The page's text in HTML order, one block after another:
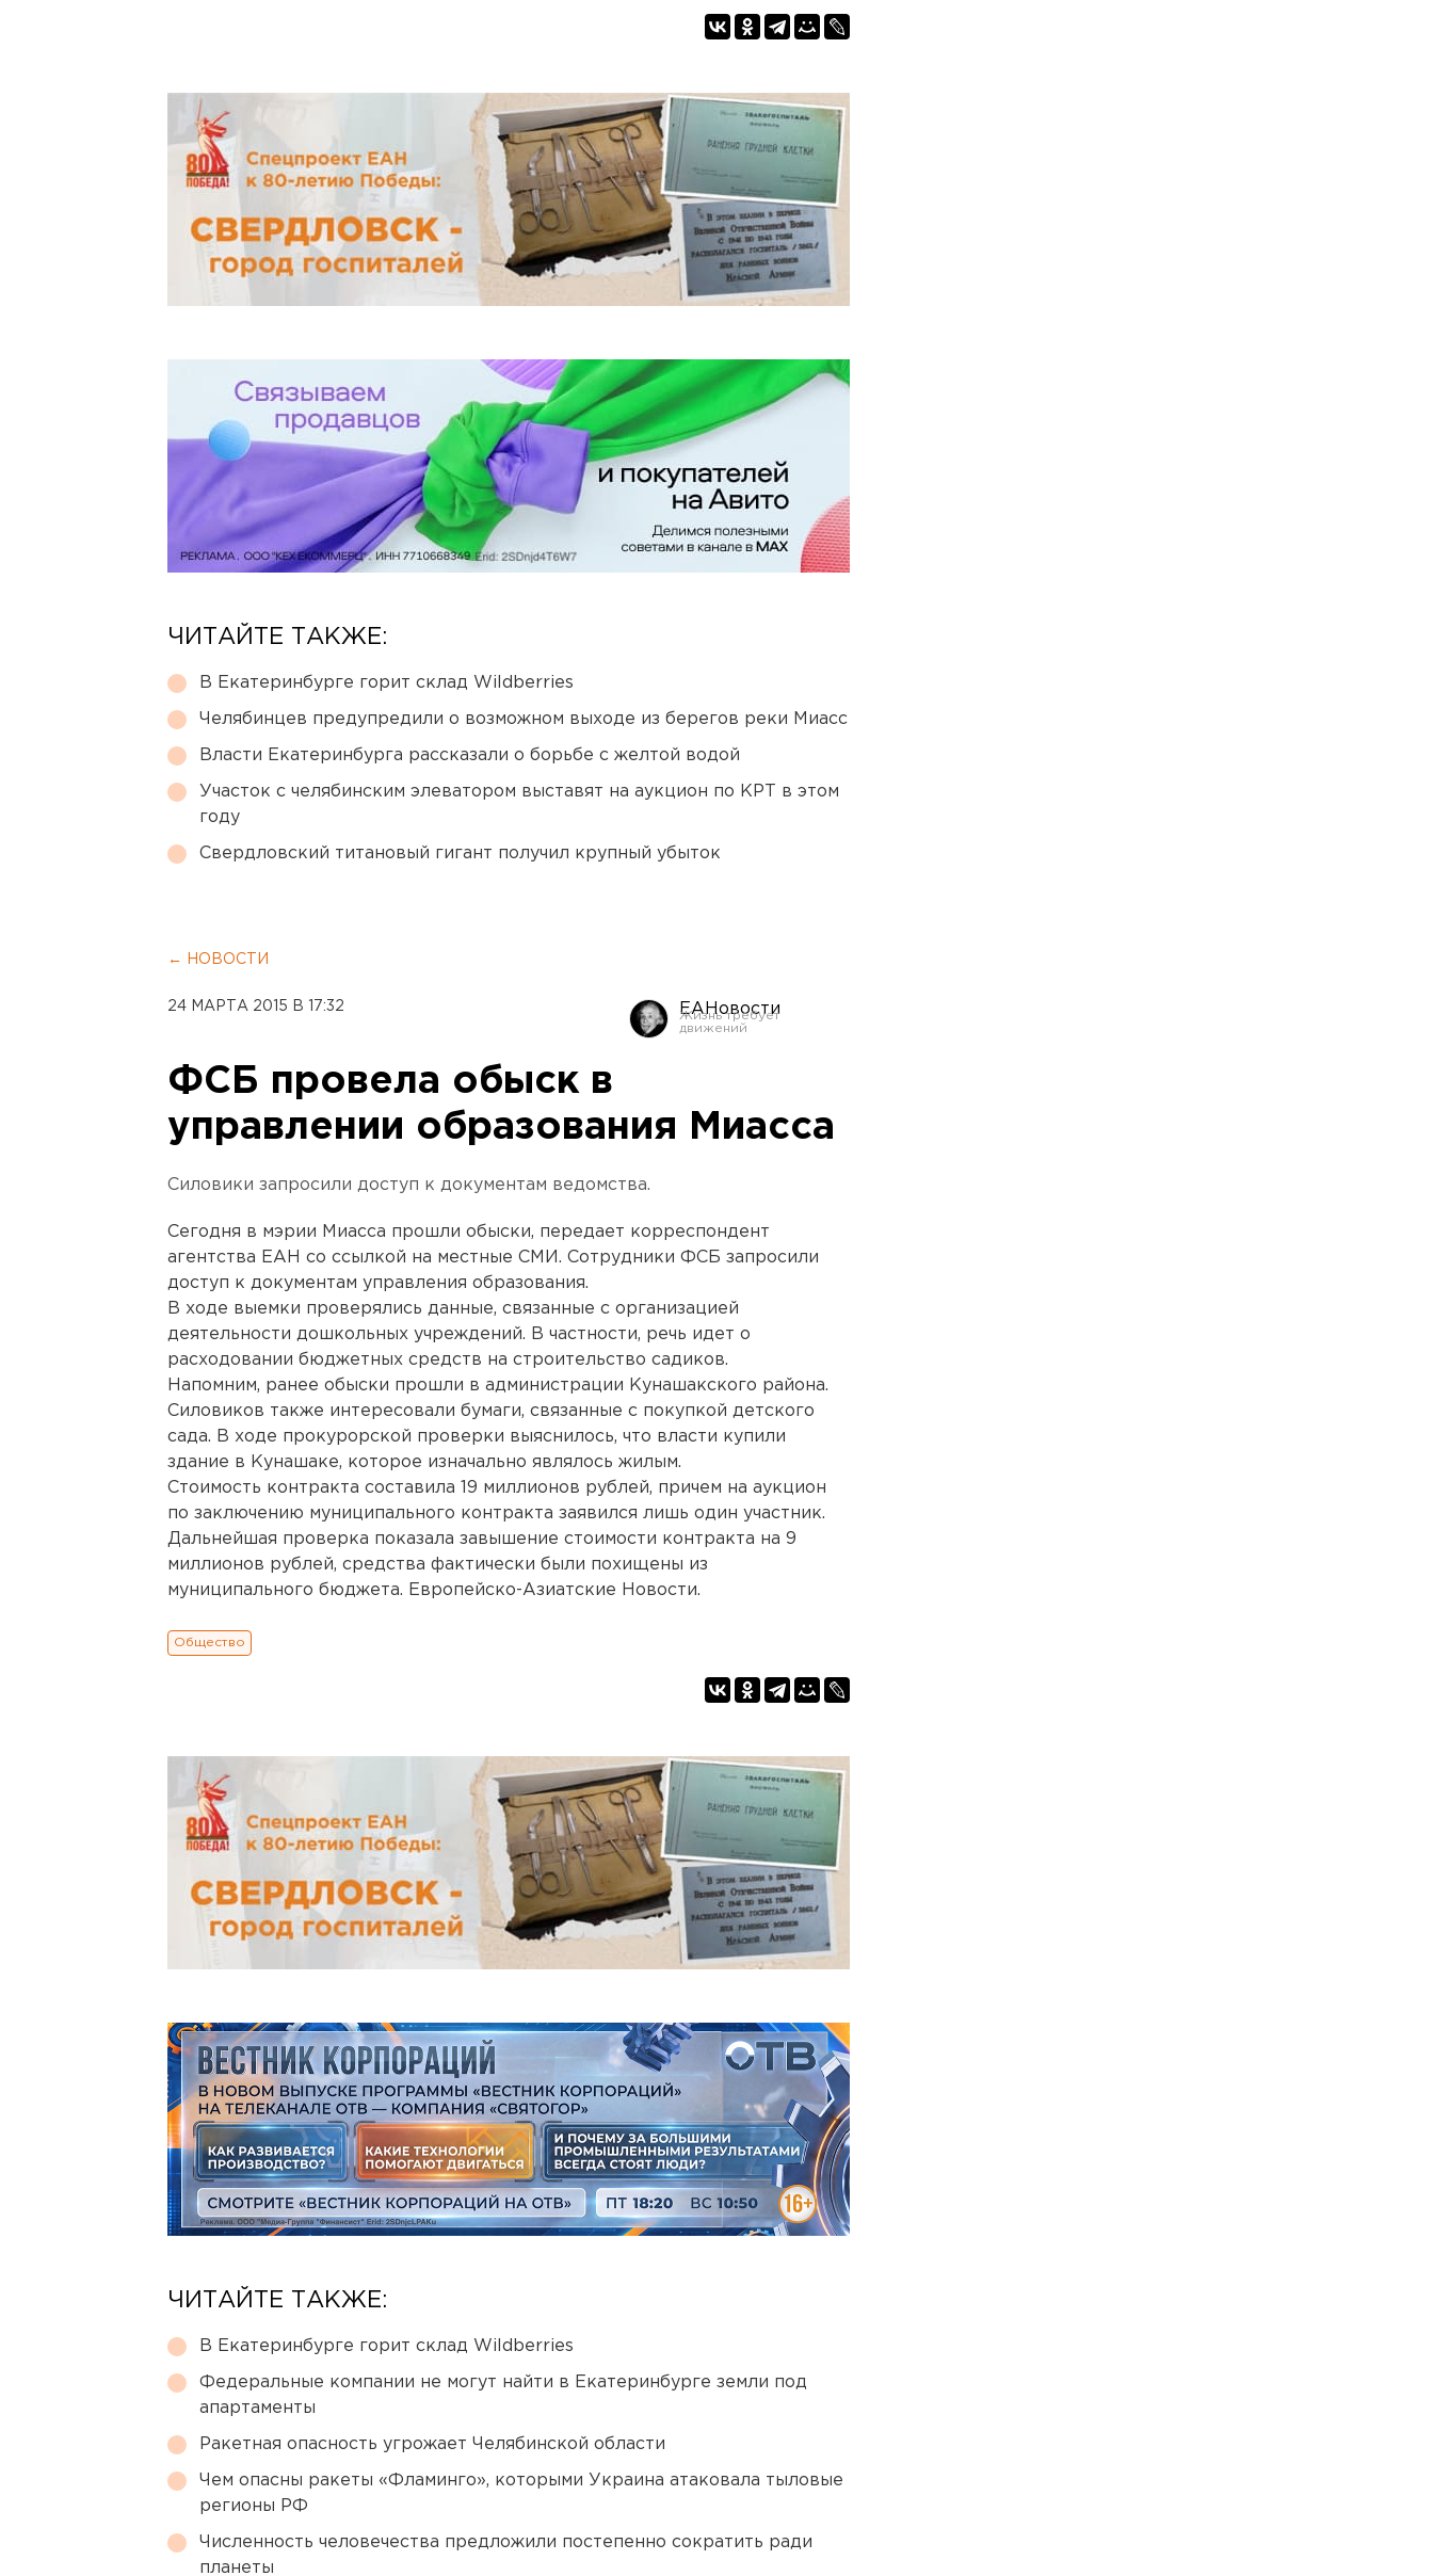
ЧИТАЙТЕ ТАКЖЕ:
В Екатеринбурге горит склад Wildberries
Челябинцев предупредили о возможном выходе из берегов реки Миасс
Власти Екатеринбурга рассказали о борьбе с желтой водой
Участок с челябинским элеватором выставят на аукцион по КРТ в этом
году
Свердловский титановый гигант получил крупный убыток
← НОВОСТИ
24 МАРТА 2015 В 17:32 ЕАНовости
ФСБ провела обыск в
управлении образования Миасса
Силовики запросили доступ к документам ведомства.
Сегодня в мэрии Миасса прошли обыски, передает корреспондент
агентства ЕАН со ссылкой на местные СМИ. Сотрудники ФСБ запросили
доступ к документам управления образования.
В ходе выемки проверялись данные, связанные с организацией
деятельности дошкольных учреждений. В частности, речь идет о
расходовании бюджетных средств на строительство садиков.
Напомним, ранее обыски прошли в администрации Кунашакского района.
Силовиков также интересовали бумаги, связанные с покупкой детского
сада. В ходе прокурорской проверки выяснилось, что власти купили
здание в Кунашаке, которое изначально являлось жилым.
Стоимость контракта составила 19 миллионов рублей, причем на аукцион
по заключению муниципального контракта заявился лишь один участник.
Дальнейшая проверка показала завышение стоимости контракта на 9
миллионов рублей, средства фактически были похищены из
муниципального бюджета. Европейско-Азиатские Новости.
Общество
ЧИТАЙТЕ ТАКЖЕ:
В Екатеринбурге горит склад Wildberries
Федеральные компании не могут найти в Екатеринбурге земли под
апартаменты
Ракетная опасность угрожает Челябинской области
Чем опасны ракеты «Фламинго», которыми Украина атаковала тыловые
регионы РФ
Численность человечества предложили постепенно сократить ради
планеты